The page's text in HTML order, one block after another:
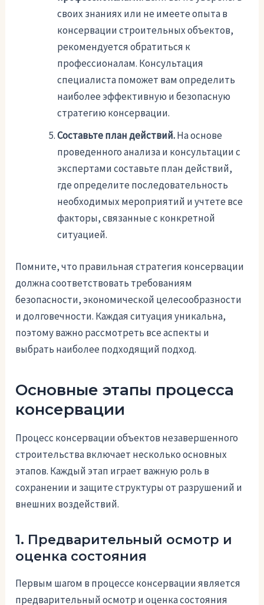
своих знаниях или не имеете опыта в
консервации строительных объектов,
рекомендуется обратиться к
профессионалам. Консультация
специалиста поможет вам определить
наиболее эффективную и безопасную
стратегию консервации.
Составьте план действий.На основе
проведенного анализа и консультации с
экспертами составьте план действий,
где определите последовательность
необходимых мероприятий и учтете все
факторы, связанные с конкретной
ситуацией.
Помните, что правильная стратегия консервации
должна соответствовать требованиям
безопасности, экономической целесообразности
и долговечности. Каждая ситуация уникальна,
поэтому важно рассмотреть все аспекты и
выбрать наиболее подходящий подход.
Основные этапы процесса
консервации
Процесс консервации объектов незавершенного
строительства включает несколько основных
этапов. Каждый этап играет важную роль в
сохранении и защите структуры от разрушений и
внешних воздействий.
1. Предварительный осмотр и
оценка состояния
Первым шагом в процессе консервации является
предварительный осмотр и оценка состояния